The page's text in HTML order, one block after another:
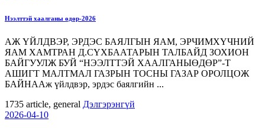
Нээлттэй хаалганы өдөр-2026
АЖ ҮЙЛДВЭР, ЭРДЭС БАЯЛГЫН ЯАМ, ЭРЧИМХҮЧНИЙ
ЯАМ ХАМТРАН Д.СҮХБААТАРЫН ТАЛБАЙД ЗОХИОН
БАЙГУУЛЖ БУЙ “НЭЭЛТТЭЙ ХААЛГАНЫӨДӨР”-Т
АШИГТ МАЛТМАЛ ГАЗРЫН ТОСНЫ ГАЗАР ОРОЛЦОЖ
БАЙНААж үйлдвэр, эрдэс баялгийн ...
1735 article, general Дэлгэрэнгүй
2026-04-10